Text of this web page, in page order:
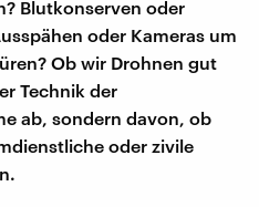
Blutkonserven oder
oder Kameras um
Ob wir Drohnen gut
Technik der
ab, sondern davon, ob
oder zivile